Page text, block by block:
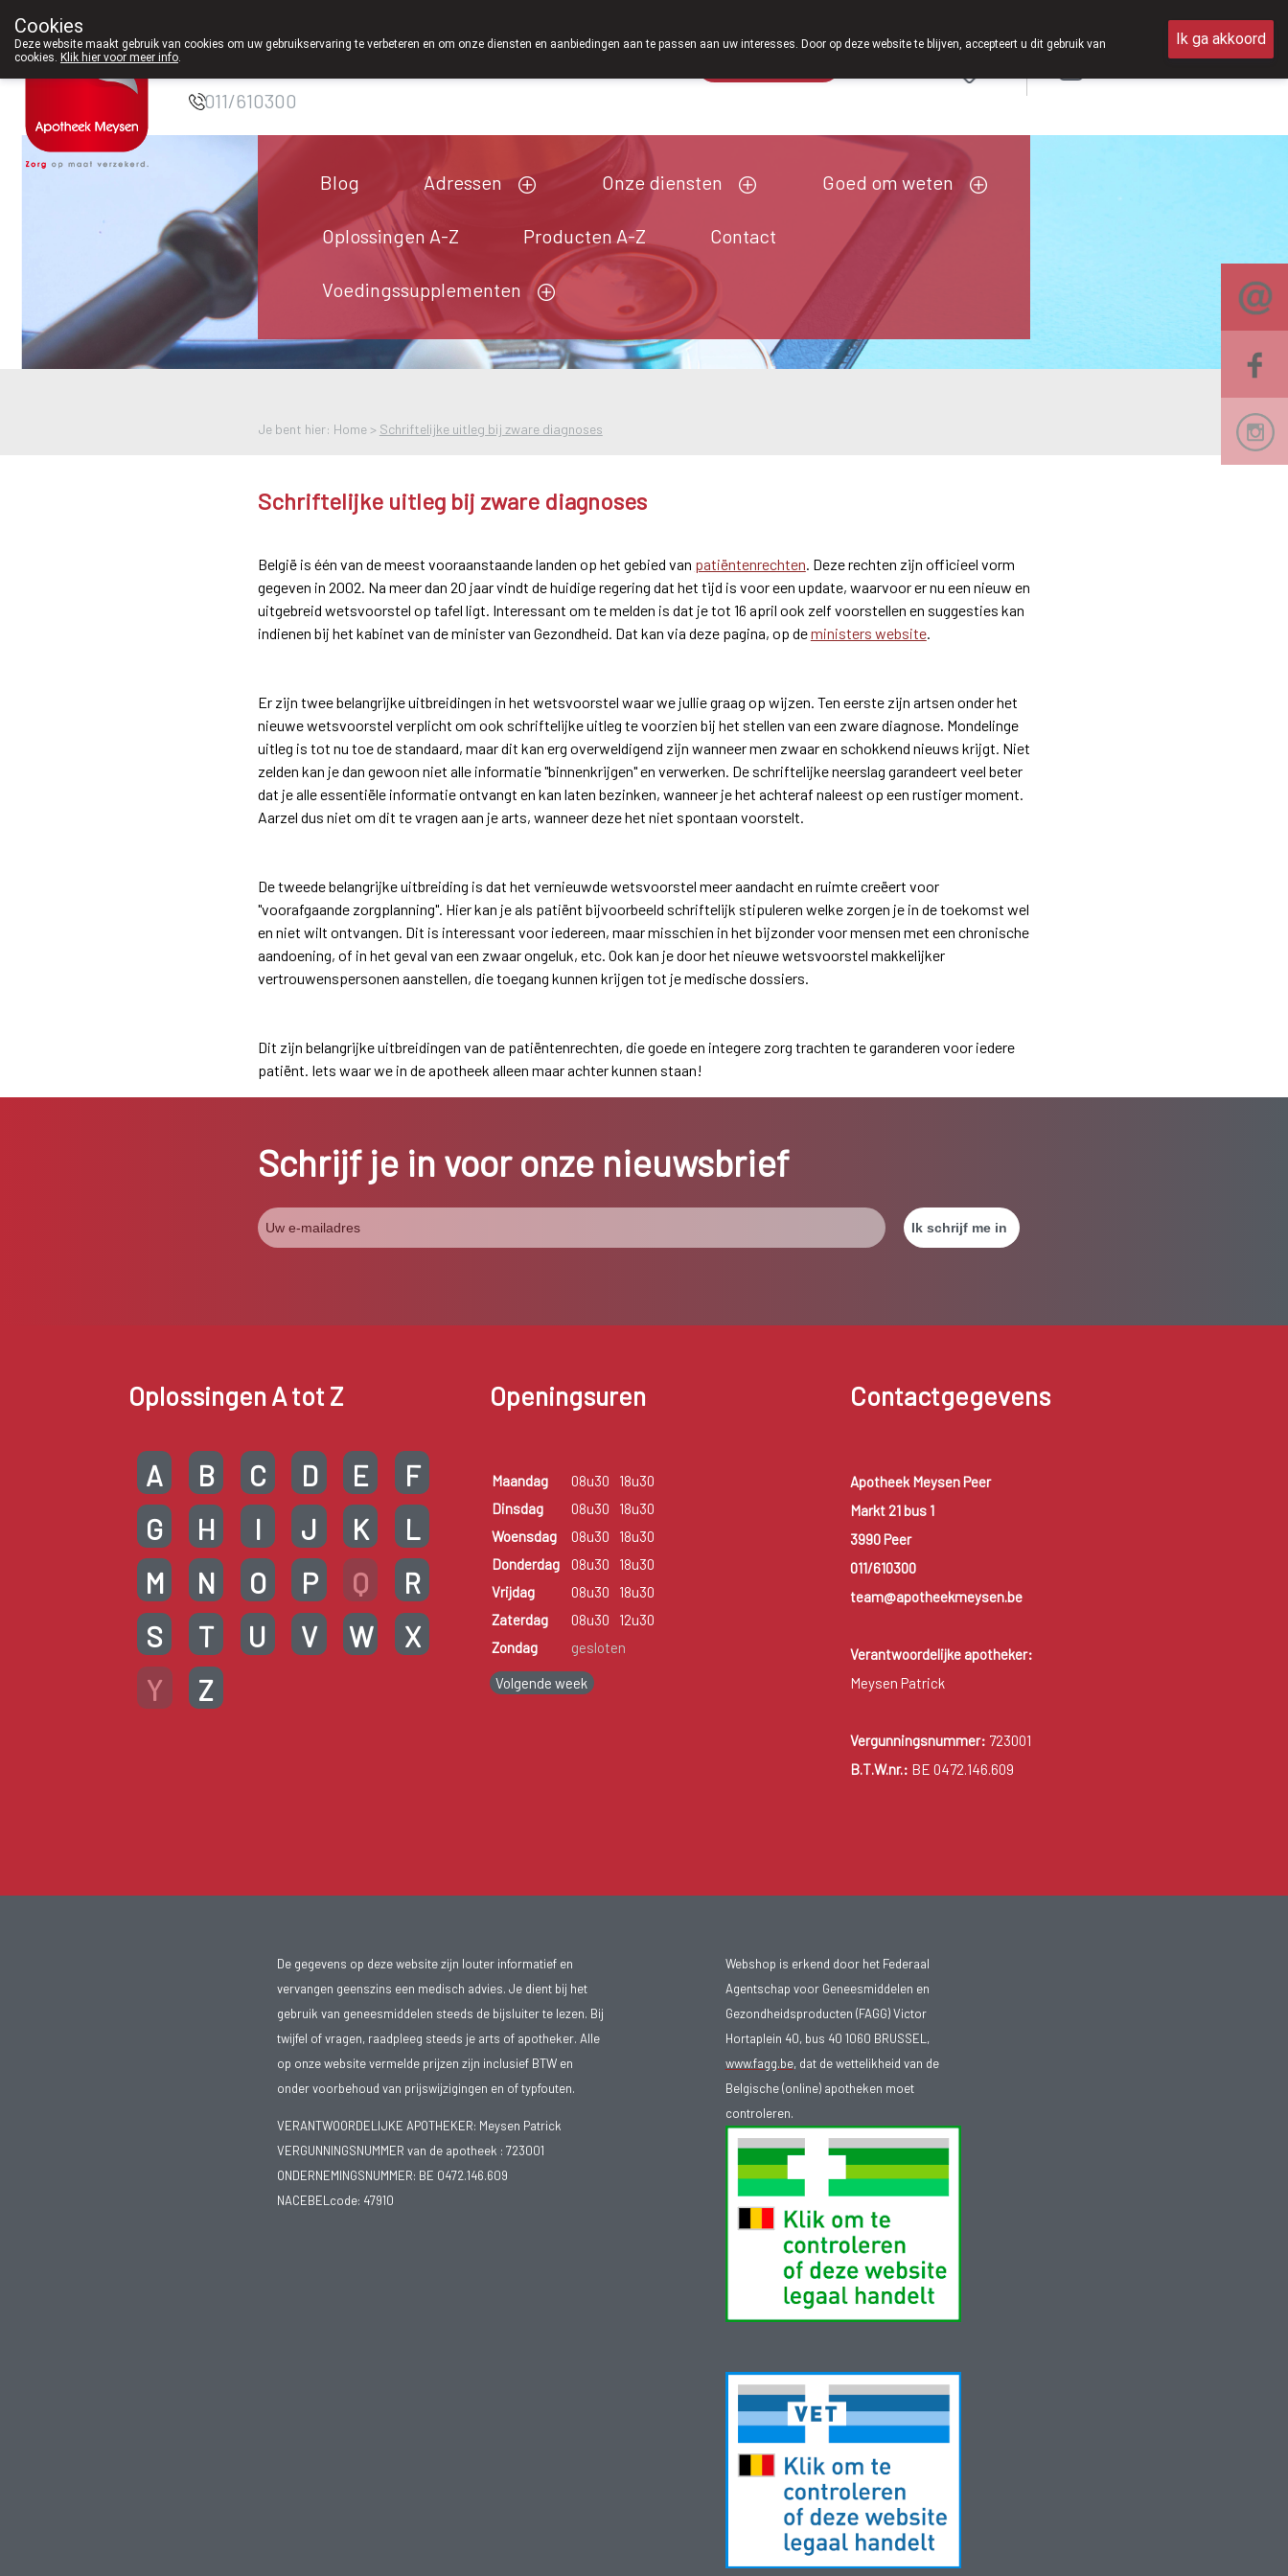
Apotheek Meysen
011/610300
Blog Adressen Onze diensten Goed om weten
Oplossingen A-Z Producten A-Z Contact
Voedingssupplementen
Je bent hier: Home > Schriftelijke uitleg bij zware diagnoses
Schriftelijke uitleg bij zware diagnoses
België is één van de meest vooraanstaande landen op het gebied van patiëntenrechten. Deze rechten zijn officieel vorm
gegeven in 2002. Na meer dan 20 jaar vindt de huidige regering dat het tijd is voor een update, waarvoor er nu een nieuw en
uitgebreid wetsvoorstel op tafel ligt. Interessant om te melden is dat je tot 16 april ook zelf voorstellen en suggesties kan
indienen bij het kabinet van de minister van Gezondheid. Dat kan via deze pagina, op deministers website.
Er zijn twee belangrijke uitbreidingen in het wetsvoorstel waar we jullie graag op wijzen. Ten eerste zijn artsen onder het
nieuwe wetsvoorstel verplicht om ook schriftelijke uitleg te voorzien bij het stellen van een zware diagnose. Mondelinge
uitleg is tot nu toe de standaard, maar dit kan erg overweldigend zijn wanneer men zwaar en schokkend nieuws krijgt. Niet
zelden kan je dan gewoon niet alle informatie "binnenkrijgen" en verwerken. De schriftelijke neerslag garandeert veel beter
dat je alle essentiële informatie ontvangt en kan laten bezinken, wanneer je het achteraf naleest op een rustiger moment.
Aarzel dus niet om dit te vragen aan je arts, wanneer deze het niet spontaan voorstelt.
De tweede belangrijke uitbreiding is dat het vernieuwde wetsvoorstel meer aandacht en ruimte creëert voor
"voorafgaande zorgplanning". Hier kan je als patiënt bijvoorbeeld schriftelijk stipuleren welke zorgen je in de toekomst wel
en niet wilt ontvangen. Dit is interessant voor iedereen, maar misschien in het bijzonder voor mensen met een chronische
aandoening, of in het geval van een zwaar ongeluk, etc. Ook kan je door het nieuwe wetsvoorstel makkelijker
vertrouwenspersonen aanstellen, die toegang kunnen krijgen tot je medische dossiers.
Dit zijn belangrijke uitbreidingen van de patiëntenrechten, die goede en integere zorg trachten te garanderen voor iedere
patiënt. Iets waar we in de apotheek alleen maar achter kunnen staan!
Schrijf je in voor onze nieuwsbrief
Oplossingen A tot Z
A B C D E
F
G
H I J K
L
M
N O P Q
R
S
T U V W
X
Y
Z
Openingsuren
Maandag 08u30
18u30
Dinsdag
08u30
18u30
Woensdag
08u30
18u30
Donderdag
08u30
18u30
Vrijdag
08u30
18u30
Zaterdag
08u30
12u30
Zondag
gesloten
Volgende week
Contactgegevens
Apotheek Meysen Peer
Markt 21 bus 1
3990 Peer
011/610300
team@apotheekmeysen.be
Verantwoordelijke apotheker:
Meysen Patrick
Vergunningsnummer: 723001
B.T.W.nr.: BE 0472.146.609
De gegevens op deze website zijn louter informatief en
vervangen geenszins een medisch advies. Je dient bij het
gebruik van geneesmiddelen steeds de bijsluiter te lezen. Bij
twijfel of vragen, raadpleeg steeds je arts of apotheker. Alle
op onze website vermelde prijzen zijn inclusief BTW en
onder voorbehoud van prijswijzigingen en of typfouten.
VERANTWOORDELIJKE APOTHEKER: Meysen Patrick
VERGUNNINGSNUMMER van de apotheek : 723001
ONDERNEMINGSNUMMER: BE 0472.146.609
NACEBELcode: 47910
Webshop is erkend door het Federaal
Agentschap voor Geneesmiddelen en
Gezondheidsproducten (FAGG) Victor
Hortaplein 40, bus 40 1060 BRUSSEL,
www.fagg.be, dat de wettelikheid van de
Belgische (online) apotheken moet
controleren.
Cookies
Deze website maakt gebruik van cookies om uw gebruikservaring te verbeteren en om onze diensten en aanbiedingen aan te passen aan uw interesses. Door op deze website te blijven, accepteert u dit gebruik van
cookies. Klik hier voor meer info.
Ik ga akkoord